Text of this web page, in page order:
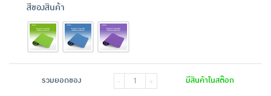
สีของสินค้า
รวมยอดของ - + มีสินค้าในสต๊อก